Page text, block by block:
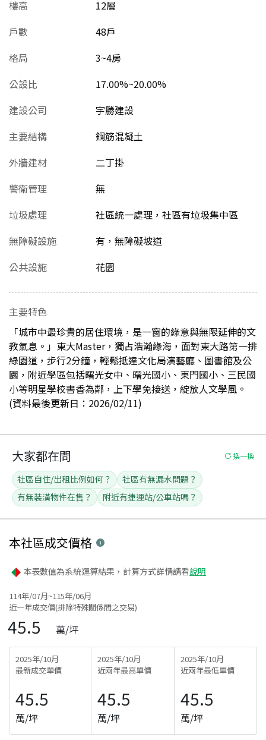
樓高
12層
戶數
48戶
格局
3~4房
公設比
17.00%~20.00%
建設公司
宇勝建設
主要結構
鋼筋混凝土
外牆建材
二丁掛
警衛管理
無
垃圾處理
社區統一處理，社區有垃圾集中區
無障礙設施
有，無障礙坡道
公共設施
花園
主要特色
「城市中最珍貴的居住環境，是一窗的綠意與無限延伸的文
教氣息。」東大Master，獨占浩瀚綠海，面對東大路第一排
綠園道，步行2分鐘，輕鬆抵達文化局演藝廳、圖書館及公
園，附近學區包括曙光女中、曙光國小、東門國小、三民國
小等明星學校書香為鄰，上下學免接送，綻放人文學風。
(資料最後更新日：2026/02/11)
大家都在問 換一換
社區自住/出租比例如何？
社區有無漏水問題？
有無裝潢物件在售？
附近有捷運站/公車站嗎？
本社區成交價格
本表數值為系統運算結果，計算方式詳情請看說明
114年/07月~115年/06月
近一年成交價(排除特殊關係間之交易)
45.5 萬/坪
2025年/10月
最新成交單價
45.5
萬/坪
2025年/10月
近兩年最高單價
45.5
萬/坪
2025年/10月
近兩年最低單價
45.5
萬/坪